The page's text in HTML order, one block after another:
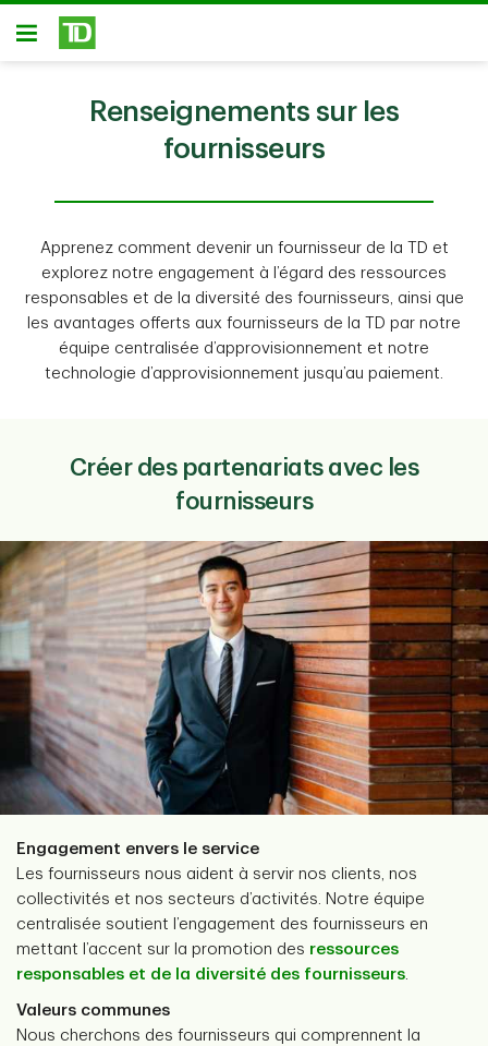
Passer au contenu principal
Ouvert
Renseignements sur les
fournisseurs
Apprenez comment devenir un fournisseur de la TD et
explorez notre engagement à l’égard des ressources
responsables et de la diversité des fournisseurs, ainsi que
les avantages offerts aux fournisseurs de la TD par notre
équipe centralisée d’approvisionnement et notre
technologie d’approvisionnement jusqu’au paiement.
Créer des partenariats avec les
fournisseurs
Engagement envers le service
Les fournisseurs nous aident à servir nos clients, nos
collectivités et nos secteurs d’activités. Notre équipe
centralisée soutient l’engagement des fournisseurs en
mettant l’accent sur la promotion des ressources
responsables et de la diversité des fournisseurs.
Valeurs communes
Nous cherchons des fournisseurs qui comprennent la